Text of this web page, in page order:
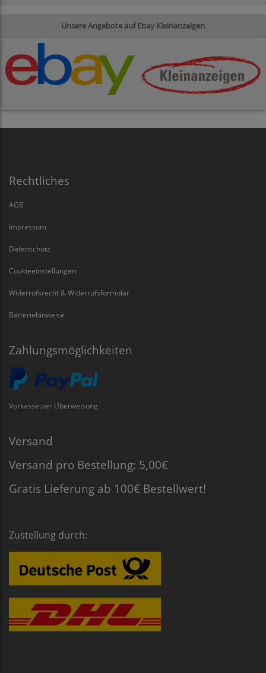
Unsere Angebote auf Ebay Kleinanzeigen
Rechtliches
AGB
Impressum
Datenschutz
Cookieeinstellungen
Widerrufsrecht & Widerrufsformular
Batteriehinweise
Zahlungsmöglichkeiten
Vorkasse per Überweisung
Versand
Versand pro Bestellung: 5,00€
Gratis Lieferung ab 100€ Bestellwert!
Zustellung durch: